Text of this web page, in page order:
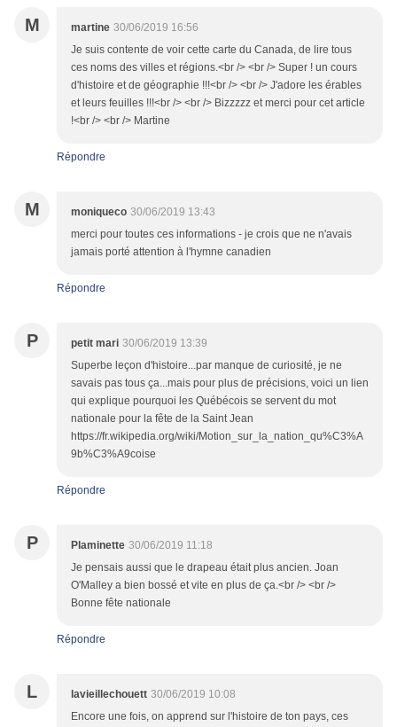
M martine 30/06/2019 16:56
Je suis contente de voir cette carte du Canada, de lire tous
ces noms des villes et régions.<br /> <br /> Super ! un cours
d'histoire et de géographie !!!<br /> <br /> J'adore les érables
et leurs feuilles !!!<br /> <br /> Bizzzzz et merci pour cet article
!<br /> <br /> Martine
Répondre
M moniqueco 30/06/2019 13:43
merci pour toutes ces informations - je crois que ne n'avais
jamais porté attention à l'hymne canadien
Répondre
P petit mari 30/06/2019 13:39
Superbe leçon d'histoire...par manque de curiosité, je ne
savais pas tous ça...mais pour plus de précisions, voici un lien
qui explique pourquoi les Québécois se servent du mot
nationale pour la fête de la Saint Jean
https://fr.wikipedia.org/wiki/Motion_sur_la_nation_qu%C3%A
9b%C3%A9coise
Répondre
P Plaminette 30/06/2019 11:18
Je pensais aussi que le drapeau était plus ancien. Joan
O'Malley a bien bossé et vite en plus de ça.<br /> <br />
Bonne fête nationale
Répondre
L lavieillechouett 30/06/2019 10:08
Encore une fois, on apprend sur l'histoire de ton pays, ces